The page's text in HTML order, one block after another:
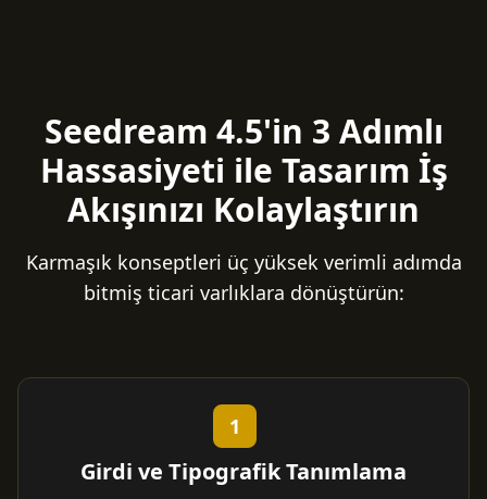
Seedream 4.5'in 3 Adımlı
Hassasiyeti ile Tasarım İş
Akışınızı Kolaylaştırın
Karmaşık konseptleri üç yüksek verimli adımda
bitmiş ticari varlıklara dönüştürün:
1
Girdi ve Tipografik Tanımlama